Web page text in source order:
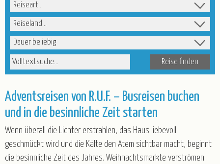
Advent
Weihnachten
Weihnachten & Silvester
Silvester
Winter & Frühjahr
R.U.F Reisebüro
Service
Katalogbestellung Blätterkatalog
Newsletter
Taxi-Service/Zustiege
Versicherung
Gruppenrabatt
Luftfahrt - Schwarze Liste
Anmeldeformular für Reisebüros
Wir über uns
Reiseart
Reiseland
Reisedauer
Volltextsuche
Adventsreisen von R.U.F. – Busreisen buchen
und in die besinnliche Zeit starten
Wenn überall die Lichter erstrahlen, das Haus liebevoll
geschmückt wird und die Kälte den Atem sichtbar macht, beginnt
die besinnliche Zeit des Jahres. Weihnachtsmärkte verströmen